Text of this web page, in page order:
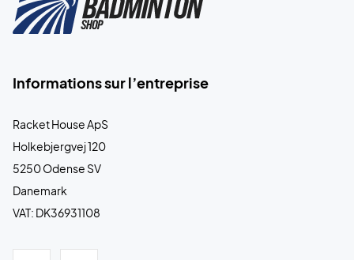
Informations sur l’entreprise
Racket House ApS
Holkebjergvej 120
5250 Odense SV
Danemark
VAT: DK36931108